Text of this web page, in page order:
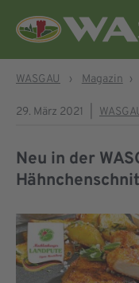
WASGAU › Magazin ›
29. März 2021
Neu in der